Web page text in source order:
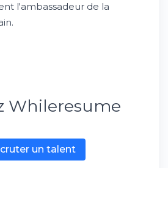
et conditions
recrutement de
l'ambassadeur de la
Whileresume
un talent